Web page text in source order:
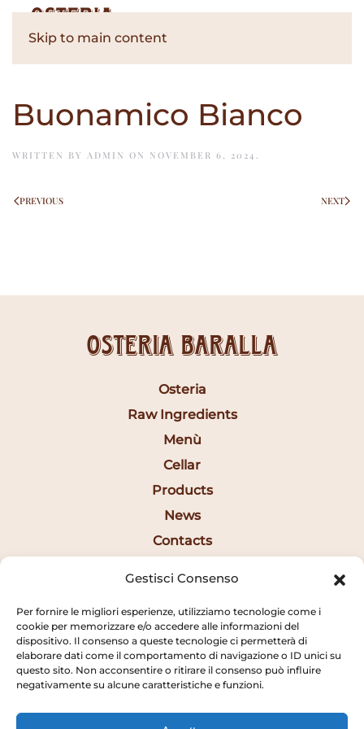
Gestisci Consenso
Per fornire le migliori esperienze, utilizziamo tecnologie come i
cookie per memorizzare e/o accedere alle informazioni del
dispositivo. Il consenso a queste tecnologie ci permetterà di
elaborare dati come il comportamento di navigazione o ID unici su
questo sito. Non acconsentire o ritirare il consenso può influire
negativamente su alcune caratteristiche e funzioni.
Skip to main content
Buonamico Bianco
WRITTEN BY ADMIN ON NOVEMBER 6, 2024 .
PREVIOUS NEXT
Osteria Baralla
Osteria
Raw Ingredients
Menù
Cellar
Products
News
Contacts
Opening Hours
12:30AM - 2:20PM
7:15PM - 10:20PM
SUNDAY CLOSED